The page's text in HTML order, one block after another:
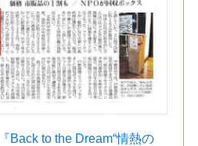
Back to the Dream“情熱の